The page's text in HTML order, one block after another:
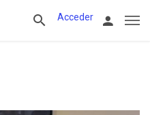
Acceder